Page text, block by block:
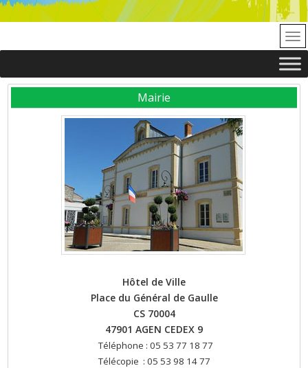
Mairie
Hôtel de Ville
Place du Général de Gaulle
CS 70004
47901 AGEN CEDEX 9
Téléphone : 05 53 77 18 77
Télécopie : 05 53 98 14 77